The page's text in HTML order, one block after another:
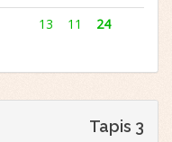
13 11 24
Tapis 3